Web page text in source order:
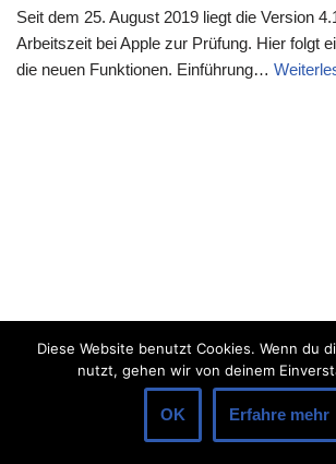
Seit dem 25. August 2019 liegt die Version
Arbeitszeit bei Apple zur Prüfung. Hier folgt
die neuen Funktionen. Einführung…
| Präsentiert vonWordPress
Diese Website benutzt Cookies. Wenn du
nutzt, gehen wir von deinem
OK Erfahre mehr